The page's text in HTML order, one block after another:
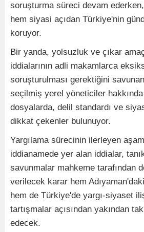
soruşturma süreci devam
hem siyasi açıdan Türkiye'nin
koruyor.
Bir yanda, yolsuzluk ve çıkar
iddialarının adli makamlarca
soruşturulması gerektiğini
seçilmiş yerel yöneticiler
dosyalarda, delil standardı ve
dikkat çekenler bulunuyor.
Yargılama sürecinin ilerleyen
iddianamede yer alan iddialar,
savunmalar mahkeme tarafından
verilecek karar hem
hem de Türkiye'de yargı-siyaset
tartışmalar açısından yakından
edecek.